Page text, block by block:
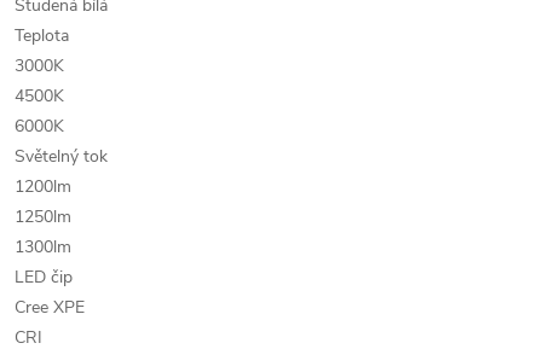
Studená bílá
Teplota
3000K
4500K
6000K
Světelný tok
1200lm
1250lm
1300lm
LED čip
Cree XPE
CRI